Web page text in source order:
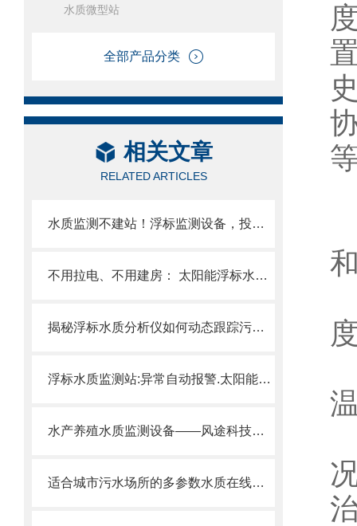
水质微型站
全部产品分类
相关文章
RELATED ARTICLES
水质监测不建站！浮标监测设备，投到水里就开测，手机实时看数据.
不用拉电、不用建房： 太阳能浮标水质监测设备，河道、湖泊、水库都能用。
揭秘浮标水质分析仪如何动态跟踪污染扩散，避免水源地污染事故
浮标水质监测站:异常自动报警.太阳能供电，无线传输。
水产养殖水质监测设备——风途科技让水产养殖更科学、更高效！
适合城市污水场所的多参数水质在线检测仪—全面检测2024全+境+派+送